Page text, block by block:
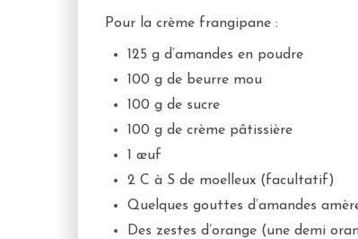
Pour la crème frangipane :
125 g d’amandes en poudre
100 g de beurre mou
100 g de sucre
100 g de crème pâtissière
1 œuf
2 C à S de moelleux (facultatif)
Quelques gouttes d’amandes
Des zestes d’orange (une demi